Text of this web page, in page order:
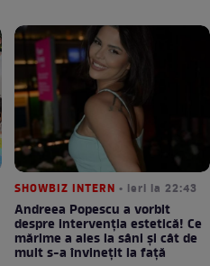
SHOWBIZ INTERN • ieri la 22:43
Andreea Popescu a vorbit
despre intervenția estetică! Ce
mărime a ales la sâni și cât de
mult s-a învinețit la față